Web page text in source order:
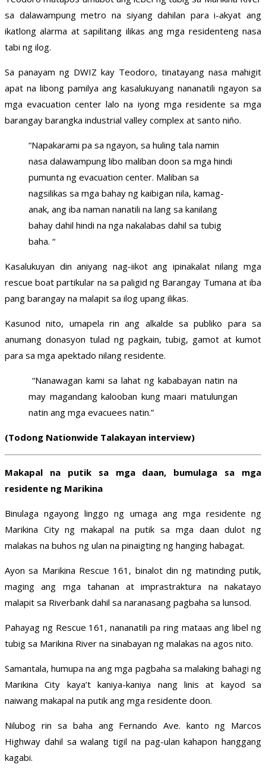
sa dalawampung metro na siyang dahilan para i-akyat ang
ikatlong alarma at sapilitang ilikas ang mga residenteng nasa
tabi ng ilog.
Sa panayam ng DWIZ kay Teodoro, tinatayang nasa mahigit
apat na libong pamilya ang kasalukuyang nananatili ngayon sa
mga evacuation center lalo na iyong mga residente sa mga
barangay barangka industrial valley complex at santo niño.
“Napakarami pa sa ngayon, sa huling tala namin
nasa dalawampung libo maliban doon sa mga hindi
pumunta ng evacuation center. Maliban sa
nagsilikas sa mga bahay ng kaibigan nila, kamag-
anak, ang iba naman nanatili na lang sa kanilang
bahay dahil hindi na nga nakalabas dahil sa tubig
baha. “
Kasalukuyan din aniyang nag-iikot ang ipinakalat nilang mga
rescue boat partikular na sa paligid ng Barangay Tumana at iba
pang barangay na malapit sa ilog upang ilikas.
Kasunod nito, umapela rin ang alkalde sa publiko para sa
anumang donasyon tulad ng pagkain, tubig, gamot at kumot
para sa mga apektado nilang residente.
“Nanawagan kami sa lahat ng kababayan natin na
may magandang kalooban kung maari matulungan
natin ang mga evacuees natin.”
(Todong Nationwide Talakayan interview)
Makapal na putik sa mga daan, bumulaga sa mga
residente ng Marikina
Binulaga ngayong linggo ng umaga ang mga residente ng
Marikina City ng makapal na putik sa mga daan dulot ng
malakas na buhos ng ulan na pinaigting ng hanging habagat.
Ayon sa Marikina Rescue 161, binalot din ng matinding putik,
maging ang mga tahanan at imprastraktura na nakatayo
malapit sa Riverbank dahil sa naranasang pagbaha sa lunsod.
Pahayag ng Rescue 161, nananatili pa ring mataas ang libel ng
tubig sa Marikina River na sinabayan ng malakas na agos nito.
Samantala, humupa na ang mga pagbaha sa malaking bahagi ng
Marikina City kaya’t kaniya-kaniya nang linis at kayod sa
naiwang makapal na putik ang mga residente doon.
Nilubog rin sa baha ang Fernando Ave. kanto ng Marcos
Highway dahil sa walang tigil na pag-ulan kahapon hanggang
kagabi.